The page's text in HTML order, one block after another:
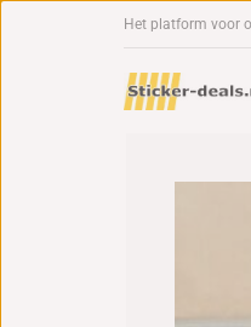
Het platform voor